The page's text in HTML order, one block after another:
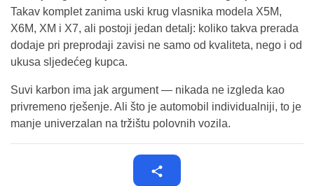
Takav komplet zanima uski krug vlasnika modela X5M,
X6M, XM i X7, ali postoji jedan detalj: koliko takva prerada
dodaje pri preprodaji zavisi ne samo od kvaliteta, nego i od
ukusa sljedećeg kupca.
Suvi karbon ima jak argument — nikada ne izgleda kao
privremeno rješenje. Ali što je automobil individualniji, to je
manje univerzalan na tržištu polovnih vozila.